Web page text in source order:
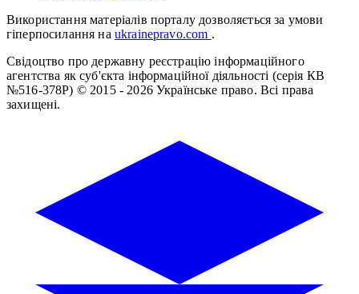
Використання матеріалів порталу дозволяється за умови
гіперпосилання на ukrainepravo.com .
Свідоцтво про державну реєстрацію інформаційного
агентства як суб'єкта інформаційної діяльності (серія КВ
№516-378Р) © 2015 - 2026 Українське право. Всі права
захищені.